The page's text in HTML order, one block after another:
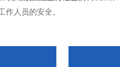
作人员的安全。